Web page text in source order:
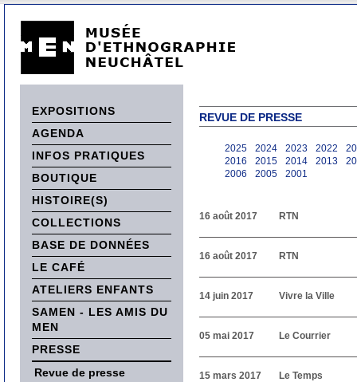
EXPOSITIONS
AGENDA
INFOS PRATIQUES
BOUTIQUE
HISTOIRE(S)
COLLECTIONS
BASE DE DONNÉES
LE CAFÉ
ATELIERS ENFANTS
SAMEN - LES AMIS DU
MEN
PRESSE
Revue de presse
REVUE DE PRESSE
2025 2024 2023 2022
2016
2015 2014 2013
2006
2005 2001
16 août 2017 RTN
16 août 2017 RTN
14 juin 2017 Vivre la Ville
05 mai 2017 Le Courrier
15 mars 2017 Le Temps